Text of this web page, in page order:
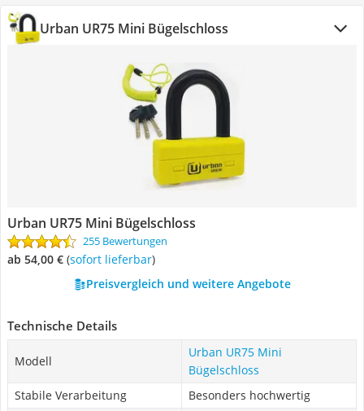
Urban UR75 Mini Bügelschloss
Urban UR75 Mini Bügelschloss
255 Bewertungen
ab 54,00 € ( Sofort lieferbar)
Preisvergleich und weitere Angebote
Technische Details
Modell
Urban UR75 Mini
Bügelschloss
Stabile Verarbeitung
Besonders hochwertig